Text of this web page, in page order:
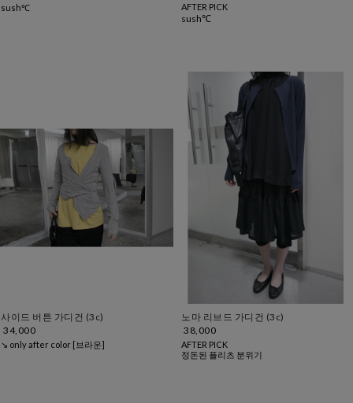
sush℃ AFTER PICK
sush℃
사이드 버튼 가디건 (3c)
34,000
↘ only after color [브라운]
노마 리브드 가디건 (3c)
38,000
AFTER PICK
정돈된 플리츠 분위기